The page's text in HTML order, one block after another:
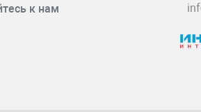
к нам